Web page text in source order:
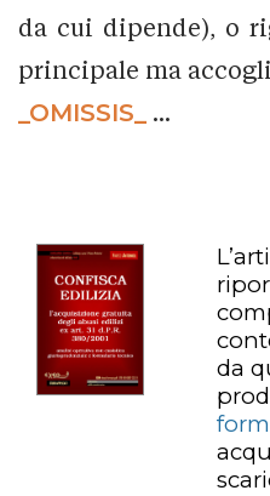
da cui dipende), o
principale ma
_OMISSIS_ ...
da